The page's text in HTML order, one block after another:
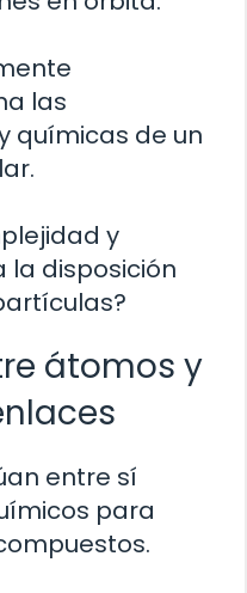
las
químicas de un
y
la disposición
átomos y
entre sí
para